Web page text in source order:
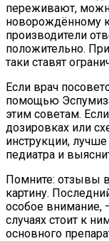
переживают,
новорождённому
производители
положительно.
таки ставят
Если врач
помощью
этим советам.
дозировках или
инструкции,
педиатра и
Помните: отзывы
картину.
особое внимание,
случаях стоит к
основного